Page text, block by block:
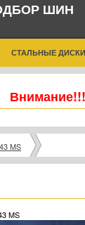
ШИН
СТАЛЬНЫЕ ДИСКИ
MS
MS